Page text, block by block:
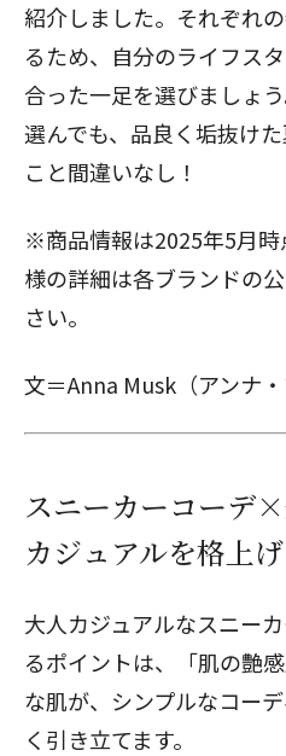
紹介しました。それぞれ
るため、自分のライフス
合った一足を選びましょ
選んでも、品良く垢抜け
こと間違いなし！
※商品情報は2025年5月
様の詳細は各ブランドの
さい。
文＝Anna Musk（アンナ・
スニーカーコーデ
カジュアルを格上げ
大人カジュアルなスニー
るポイントは、「肌の艶
な肌が、シンプルなコー
く引き立てます。